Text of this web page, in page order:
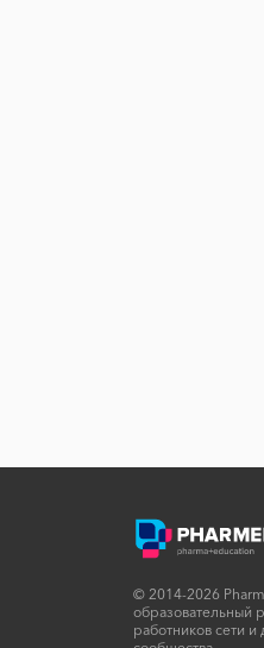
© 2014-2026
образовательный
работников сети и